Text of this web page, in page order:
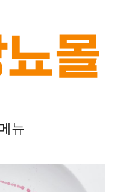
뉴